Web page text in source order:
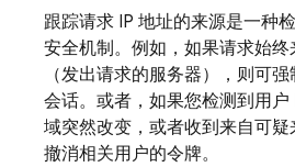
跟踪请求 IP 地址的来源是一种
安全机制。例如，如果请求始终
（发出请求的服务器），则可
会话。或者，如果您检测到用
域突然改变，或者收到来自可
撤消相关用户的令牌。